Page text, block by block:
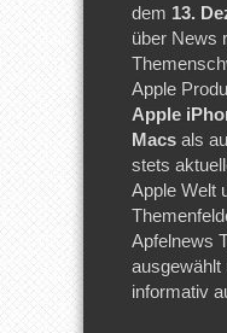
dem 13.
über News
Apple
Apple
Macs als
stets
Apple Welt
Apfelnews
ausgewählt
informativ